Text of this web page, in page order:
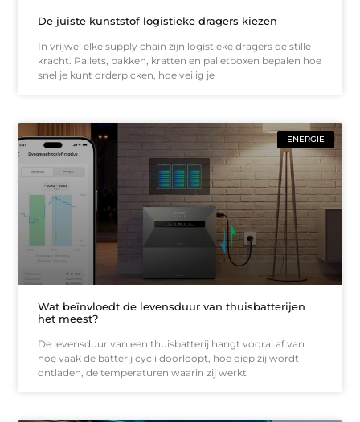
De juiste kunststof logistieke dragers kiezen
In vrijwel elke supply chain zijn logistieke dragers de stille
kracht. Pallets, bakken, kratten en palletboxen bepalen hoe
snel je kunt orderpicken, hoe veilig je
ENERGIE
Wat beïnvloedt de levensduur van thuisbatterijen
het meest?
De levensduur van een thuisbatterij hangt vooral af van
hoe vaak de batterij cycli doorloopt, hoe diep zij wordt
ontladen, de temperaturen waarin zij werkt